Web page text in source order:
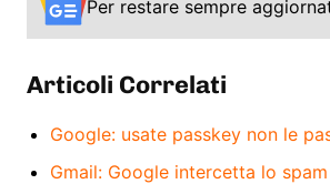
Per restare sempre
Articoli Correlati
Google: usate passkey non le
Gmail: Google intercetta lo